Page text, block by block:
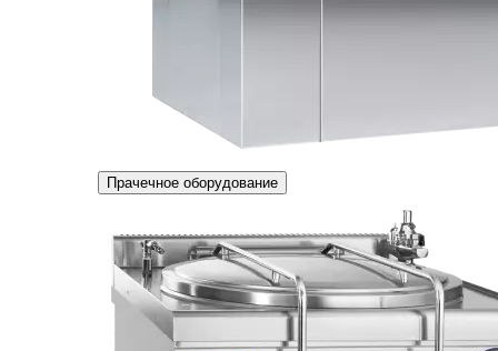
Прачечное оборудование